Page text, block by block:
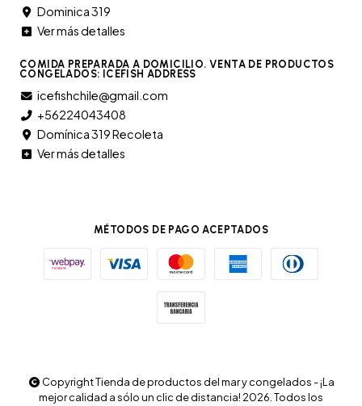
Dominica 319
Ver más detalles
COMIDA PREPARADA A DOMICILIO. VENTA DE PRODUCTOS
CONGELADOS: ICEFISH ADDRESS
icefishchile@gmail.com
+56224043408
Domínica 319 Recoleta
Ver más detalles
MÉTODOS DE PAGO ACEPTADOS
Copyright Tienda de productos del mar y congelados - ¡La
mejor calidad a sólo un clic de distancia! 2026. Todos los